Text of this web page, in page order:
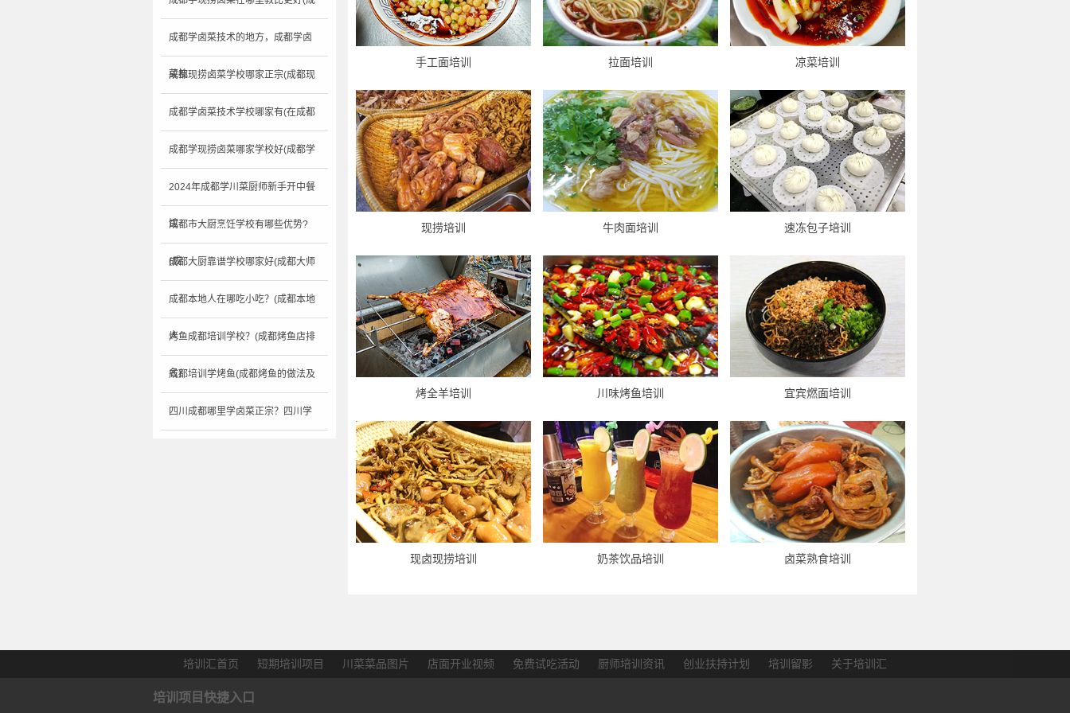
成都学卤菜技术的地方，成都学卤
菜技
成都现捞卤菜学校哪家正宗(成都现
成都学卤菜技术学校哪家有(在成都
成都学现捞卤菜哪家学校好(成都学
2024年成都学川菜厨师新手开中餐
馆
成都市大厨烹饪学校有哪些优势?
(成
成都大厨靠谱学校哪家好(成都大师
成都本地人在哪吃小吃？(成都本地
人
烤鱼成都培训学校？(成都烤鱼店排
名)
成都培训学烤鱼(成都烤鱼的做法及
四川成都哪里学卤菜正宗？四川学
手工面培训 拉面培训 凉菜培训
现捞培训 牛肉面培训 速冻包子培训
烤全羊培训 川味烤鱼培训 宜宾燃面培训
现卤现捞培训 奶茶饮品培训 卤菜熟食培训
培训汇首页 短期培训项目 川菜菜品图片 店面开业视频 免费试吃活动 厨师培训资讯 创业扶持计划 培训留影 关于培训汇
培训项目快捷入口